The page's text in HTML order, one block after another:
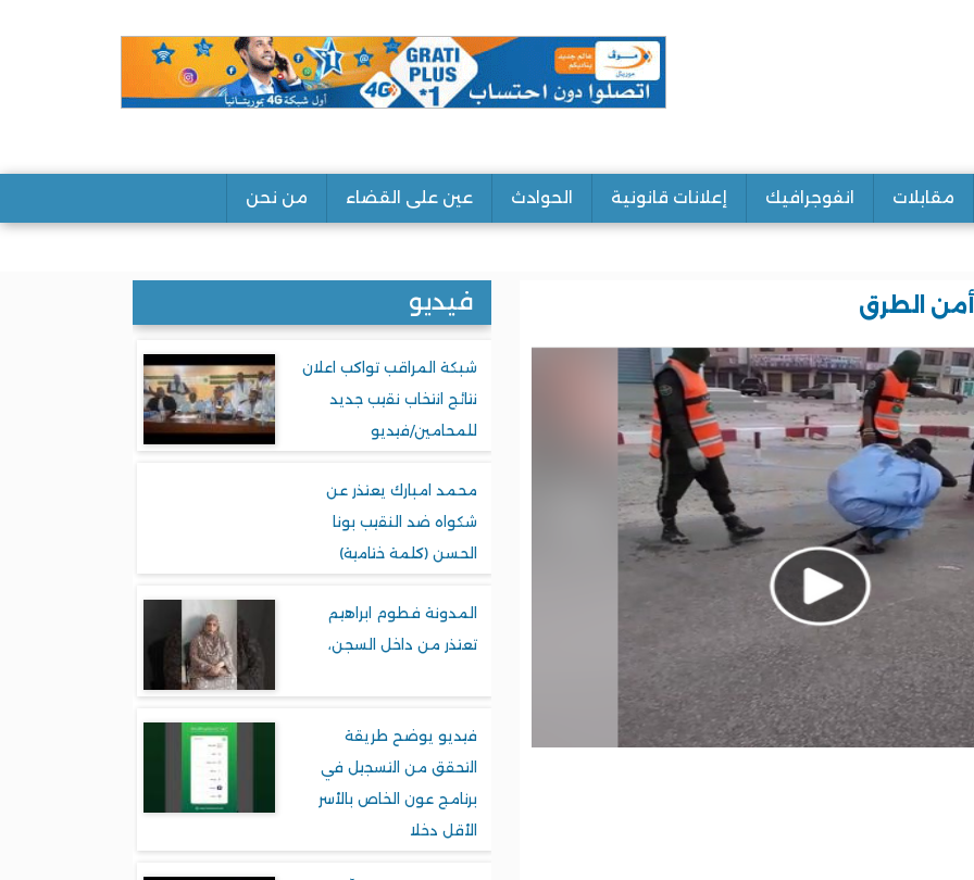
مقابلات انفوجرافيك إعلانات قانونية الحوادث عين على القضاء من نحن
الطرق فيديو
شبكة المراقب تواكب اعلان
نتائج انتخاب نقيب جديد
للمحامين/فيديو
محمد امبارك يعتذر عن
شكواه ضد النقيب بونا
الحسن (كلمة ختامية)
المدونة فطوم ابراهيم
تعتذر من داخل السجن،
فيديو يوضح طريقة
التحقق من التسجيل في
برنامج عون الخاص بالأسر
الأقل دخلا